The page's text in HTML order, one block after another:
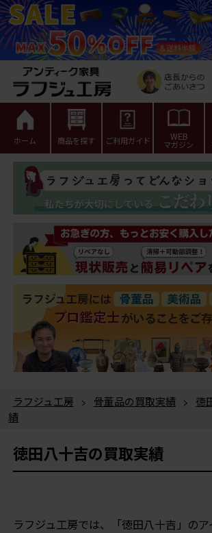
ホーム 商品を探す ご利用ガイド WEB
マガジン
ラフジュ工房 > 骨董品の買取実績 >
徳
績
徳田八十吉の買取実績
ラフジュ工房では、「徳田八十吉」の